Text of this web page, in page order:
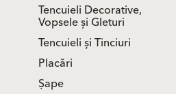
Tencuieli Decorative,
Vopsele și Gleturi
Tencuieli și Tinciuri
Placări
Șape